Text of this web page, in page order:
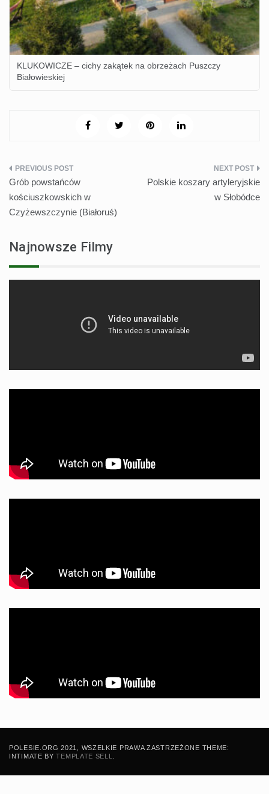
KLUKOWICZE – cichy zakątek na obrzeżach Puszczy
Białowieskiej
Nawigacja
wpisu
Grób powstańców
kościuszkowskich w
Czyżewszczynie (Białoruś)
Polskie koszary artyleryjskie
w Słobódce
Najnowsze Filmy
POLESIE.ORG 2021, WSZELKIE PRAWA ZASTRZEŻONE THEME:
INTIMATE BYTEMPLATE SELL